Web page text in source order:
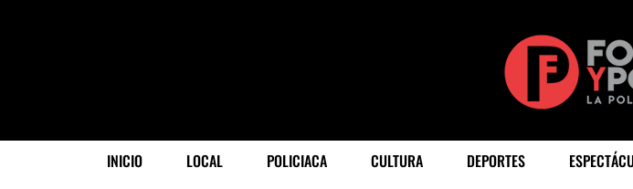
INICIO LOCAL POLICIACA CULTURA DEPORTES